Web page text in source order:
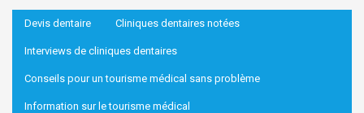
Devis dentaire Cliniques dentaires notées
Interviews de cliniques dentaires
Conseils pour un tourisme médical sans problème
Information sur le tourisme médical